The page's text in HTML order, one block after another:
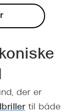
der er
til både